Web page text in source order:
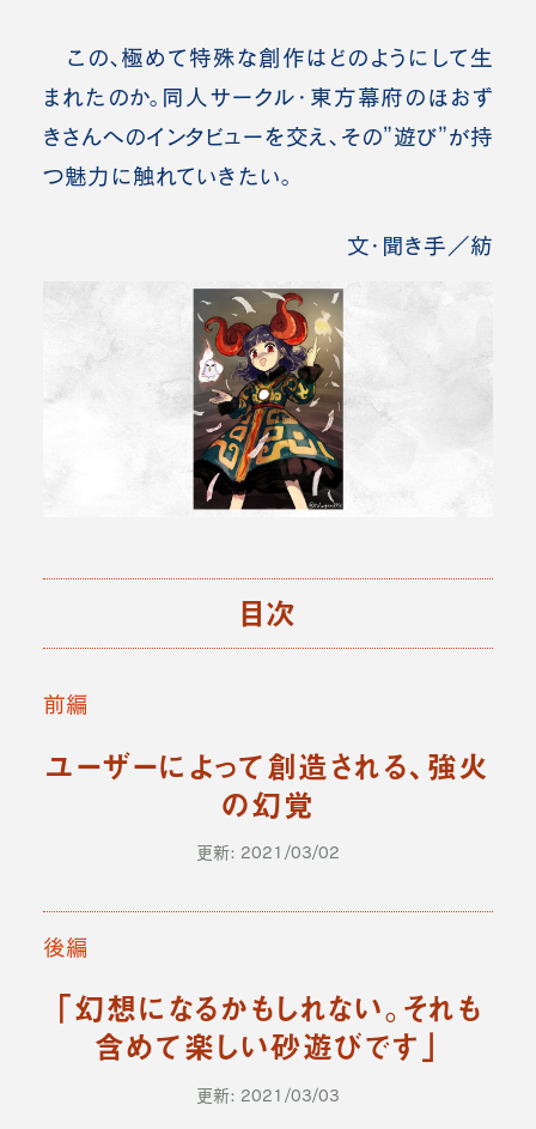
この、極めて特殊な創作はどのようにして生
まれたのか。同人サークル・東方幕府のほおず
きさんへのインタビューを交え、その”遊び”が持
つ魅力に触れていきたい。
文・聞き手／紡
目次
前編
ユーザーによって創造される、強火
の幻覚
更新: 2021/03/02
後編
「幻想になるかもしれない。それも
含めて楽しい砂遊びです」
更新: 2021/03/03